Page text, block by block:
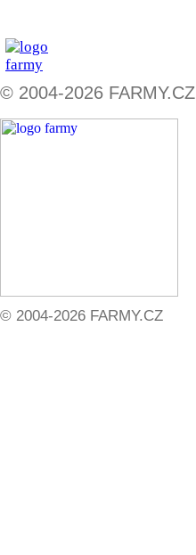
© 2004-2026 FARMY.CZ
© 2004-2026 FARMY.CZ